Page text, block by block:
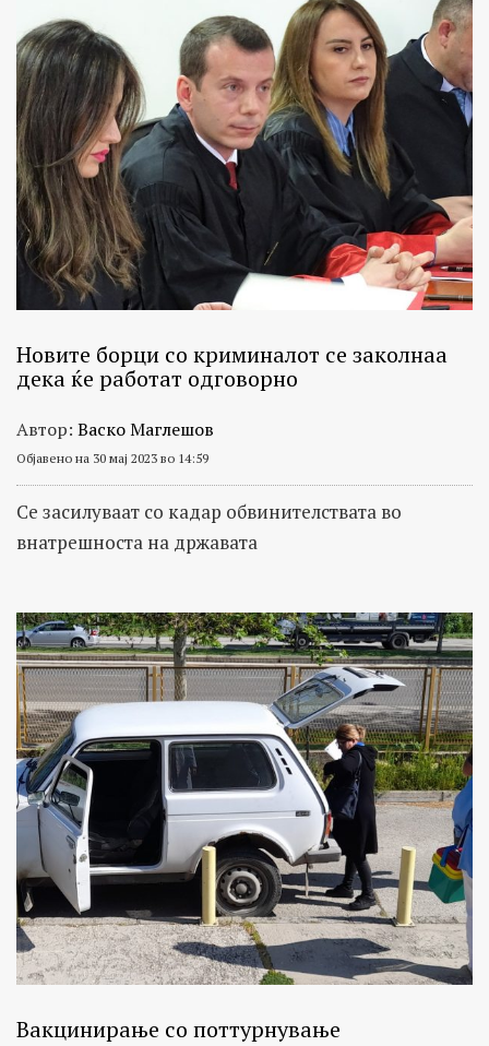
Новите борци со криминалот се заколнаа
дека ќе работат одговорно
Автор: Васко Маглешов
Објавено на 30 мај 2023 во 14:59
Се засилуваат со кадар обвинителствата во
внатрешноста на државата
Вакцинирање со поттурнување